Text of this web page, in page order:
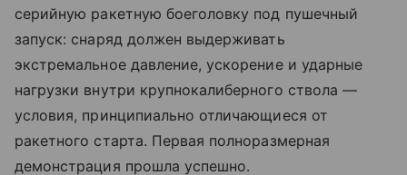
серийную ракетную боеголовку под пушечный
запуск: снаряд должен выдерживать
экстремальное давление, ускорение и ударные
нагрузки внутри крупнокалиберного ствола —
условия, принципиально отличающиеся от
ракетного старта. Первая полноразмерная
демонстрация прошла успешно.